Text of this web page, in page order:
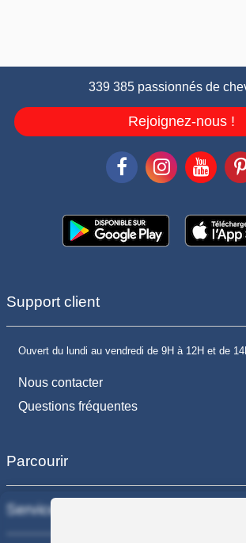
339 385 passionnés de
Rejoignez-nous !
Support client
Ouvert du lundi au vendredi de 9H à 12H et de
Nous contacter
Questions fréquentes
Parcourir
Services